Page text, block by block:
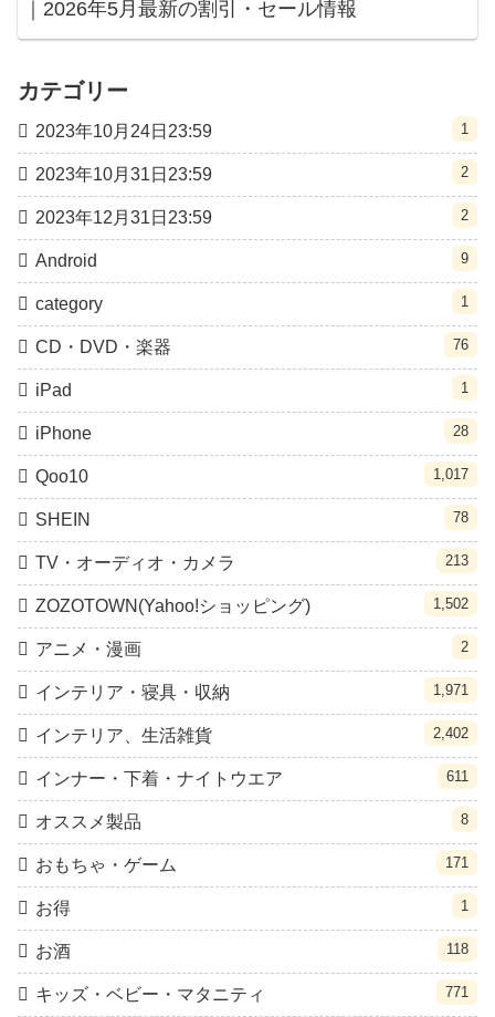
｜2026年5月最新の割引・セール情報
カテゴリー
2023年10月24日23:59 1
2023年10月31日23:59 2
2023年12月31日23:59 2
Android 9
category 1
CD・DVD・楽器 76
iPad 1
iPhone 28
Qoo10 1,017
SHEIN 78
TV・オーディオ・カメラ 213
ZOZOTOWN(Yahoo!ショッピング) 1,502
アニメ・漫画 2
インテリア・寝具・収納 1,971
インテリア、生活雑貨 2,402
インナー・下着・ナイトウエア 611
オススメ製品 8
おもちゃ・ゲーム 171
お得 1
お酒 118
キッズ・ベビー・マタニティ 771